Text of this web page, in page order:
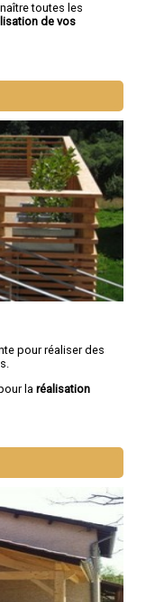
toutes les
de vos
pour réaliser des
la réalisation